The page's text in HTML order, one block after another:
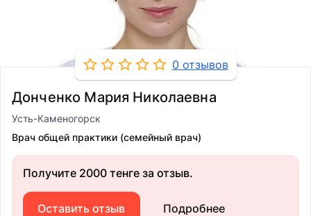
0 отзывов
Донченко Мария Николаевна
Усть-Каменогорск
Врач общей практики (семейный врач)
Получите 2000 тенге за отзыв.
Оставить отзыв Подробнее